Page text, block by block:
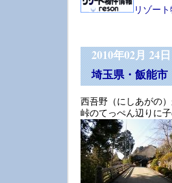
リゾー
2010年02月 24日
埼玉県・飯能
西吾野（にしあがの
峠のてっぺん辺りに